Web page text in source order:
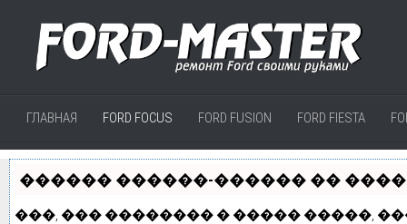
ГЛАВНАЯ FORD FOCUS FORD FUSION FORD FIESTA
������ ������-������ ��
���, ��� �������� � ����� �����,